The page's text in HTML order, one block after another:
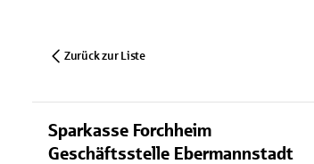
Zurück zur Liste
Sparkasse Forchheim
Geschäftsstelle Ebermannstadt